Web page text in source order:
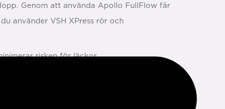
Genom att använda Apollo FullFlow får
använder VSH XPress rör och
risken för läckor